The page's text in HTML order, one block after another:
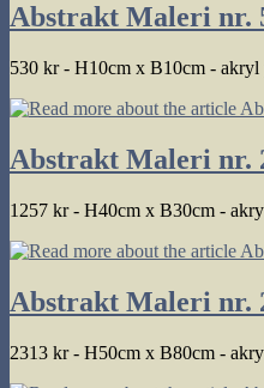
Abstrakt Maleri nr.
530 kr - H10cm x B10cm -
Abstrakt Maleri nr.
1257 kr - H40cm x B30cm -
Abstrakt Maleri nr.
2313 kr - H50cm x B80cm -